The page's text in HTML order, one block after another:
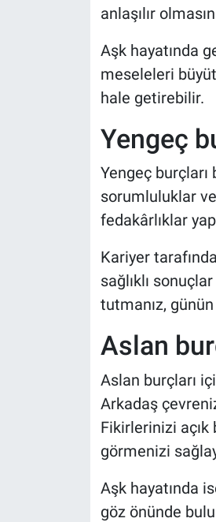
anlaşılır
Aşk hayatında
meseleleri
hale getirebilir.
Yengeç
Yengeç
sorumluluklar
fedakârlıklar
Kariyer
sağlıklı
tutmanız,
Aslan
Aslan burçları
Arkadaş
Fikirlerinizi
görmenizi
Aşk hayatında
göz önünde